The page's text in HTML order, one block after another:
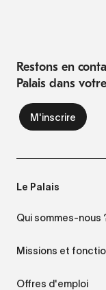
Restons en
Palais dans
Le Palais
Qui sommes-nous
Missions et
Offres d'emploi